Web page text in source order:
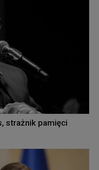
strażnik pamięci